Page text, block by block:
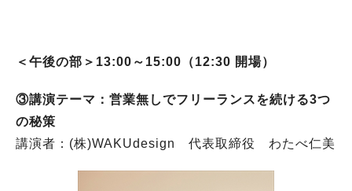
＜午後の部＞13:00～15:00（12:30 開場）
③講演テーマ：営業無しでフリーランスを続ける3つ
の秘策
講演者：(株)WAKUdesign 代表取締役 わたべ仁美